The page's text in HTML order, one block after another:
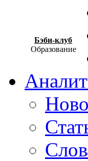
Бэби-клуб
Образование